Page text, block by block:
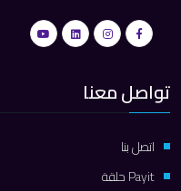
تواصل معنا
اتصل بنا
Payit حلقة